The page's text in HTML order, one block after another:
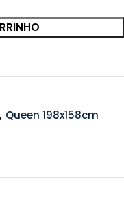
, Queen 198x158cm